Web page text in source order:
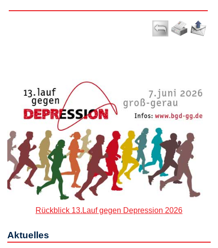
Rückblick 13.Lauf gegen Depression 2026
Aktuelles